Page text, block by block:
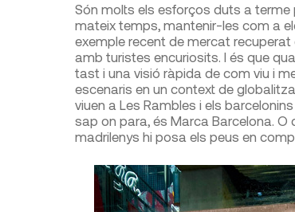
Són molts els esforços duts a
mateix temps, mantenir-les com a
exemple recent de mercat recuperat
amb turistes encuriosits. I és que
tast i una visió ràpida de com viu i
escenaris en un context de
viuen a Les Rambles i els
sap on para, és Marca Barcelona.
madrilenys hi posa els peus en